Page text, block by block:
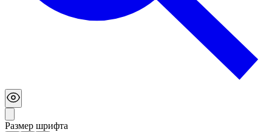
Размер шрифта